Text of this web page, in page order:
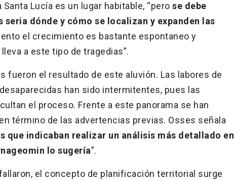
Lucía es un lugar habitable, “pero se debe
seria dónde y cómo se localizan y expanden las
el crecimiento es bastante espontaneo y
a este tipo de tragedias”.
fueron el resultado de este aluvión. Las labores de
han sido intermitentes, pues las
el proceso. Frente a este panorama se han
término de las advertencias previas. Osses señala
que indicaban realizar un análisis más detallado en
lo sugería”.
el concepto de planificación territorial surge